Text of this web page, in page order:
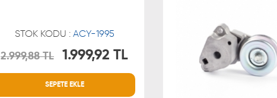
STOK KODU : ACY-1995
2.999,88 TL 1.999,92 TL
SEPETE EKLE
MÜŞTERİ HİZMETLERİ